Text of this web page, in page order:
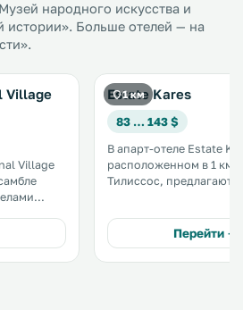
народного искусства и
истории». Больше отелей — на
Village
Village
1 км
Estate Kares
83 … 143 $
В апарт-отеле Estate
расположенном в 1 км
Тилиссос,
гостей бассейн и
оборудованный фитнес-
всей территории отеля
Перейти →